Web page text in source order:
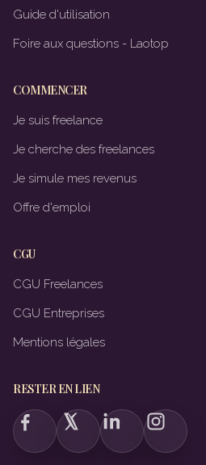
Guide d'utilisation
Foire aux questions - Laotop
COMMENCER
Je suis freelance
Je cherche des freelances
Je simule mes revenus
Offre d'emploi
CGU
CGU Freelances
CGU Entreprises
Mentions légales
RESTER EN LIEN